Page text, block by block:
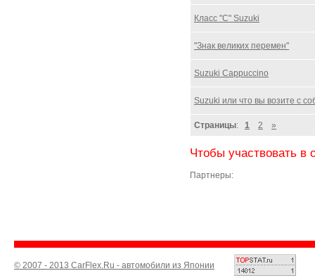
Класс "С" Suzuki
"Знак великих перемен"
Suzuki Cappuccino
Suzuki или что вы возите с
Страницы: 1 2 »
Чтобы участвовать
Партнеры:
© 2007 - 2013 CarFlex.Ru - автомобили из Японии